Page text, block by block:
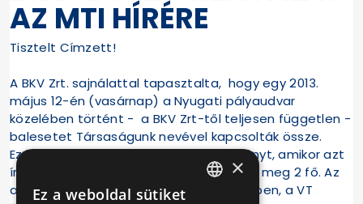
AZ MTI HÍRÉRE
Tisztelt Címzett!
A BKV Zrt. sajnálattal tapasztalta, hogy egy 2013.
május 12-én (vasárnap) a Nyugati pályaudvar
közelében történt - a BKV Zrt-től teljesen független -
balesetet Társaságunk nevével kapcsolták össze.
Ezáltal félretájékoztatták a közvéleményt, amikor azt
írták, hogy BKV busz balesetében sérült meg 2 fő. Az
autóbuszt, mely érintett volt a balesetben, a VT
×
Ez a weboldal sütiket